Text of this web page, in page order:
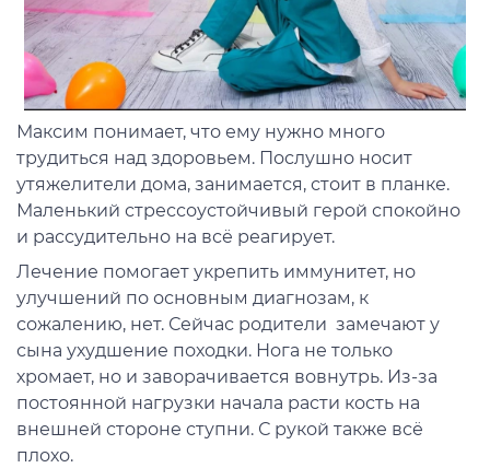
Максим понимает, что ему нужно много
трудиться над здоровьем. Послушно носит
утяжелители дома, занимается, стоит в планке.
Маленький стрессоустойчивый герой спокойно
и рассудительно на всё реагирует.
Лечение помогает укрепить иммунитет, но
улучшений по основным диагнозам, к
сожалению, нет. Сейчас родители замечают у
сына ухудшение походки. Нога не только
хромает, но и заворачивается вовнутрь. Из-за
постоянной нагрузки начала расти кость на
внешней стороне ступни. С рукой также всё
плохо.